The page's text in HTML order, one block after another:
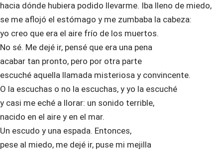
hacia dónde hubiera podido llevarme. Iba lleno de miedo,
se me aflojó el estómago y me zumbaba la cabeza:
yo creo que era el aire frío de los muertos.
No sé. Me dejé ir, pensé que era una pena
acabar tan pronto, pero por otra parte
escuché aquella llamada misteriosa y convincente.
O la escuchas o no la escuchas, y yo la escuché
y casi me eché a llorar: un sonido terrible,
nacido en el aire y en el mar.
Un escudo y una espada. Entonces,
pese al miedo, me dejé ir, puse mi mejilla